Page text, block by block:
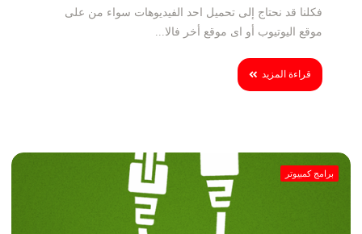
فكلنا قد نحتاج إلى تحميل احد الفيديوهات سواء من على
موقع اليوتيوب أو اى موقع أخر فالا...
قراءة المزيد
برامج كمبيوتر